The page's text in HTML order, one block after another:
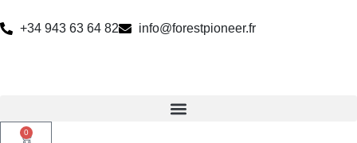
+34 943 63 64 82 info@forestpioneer.fr
0